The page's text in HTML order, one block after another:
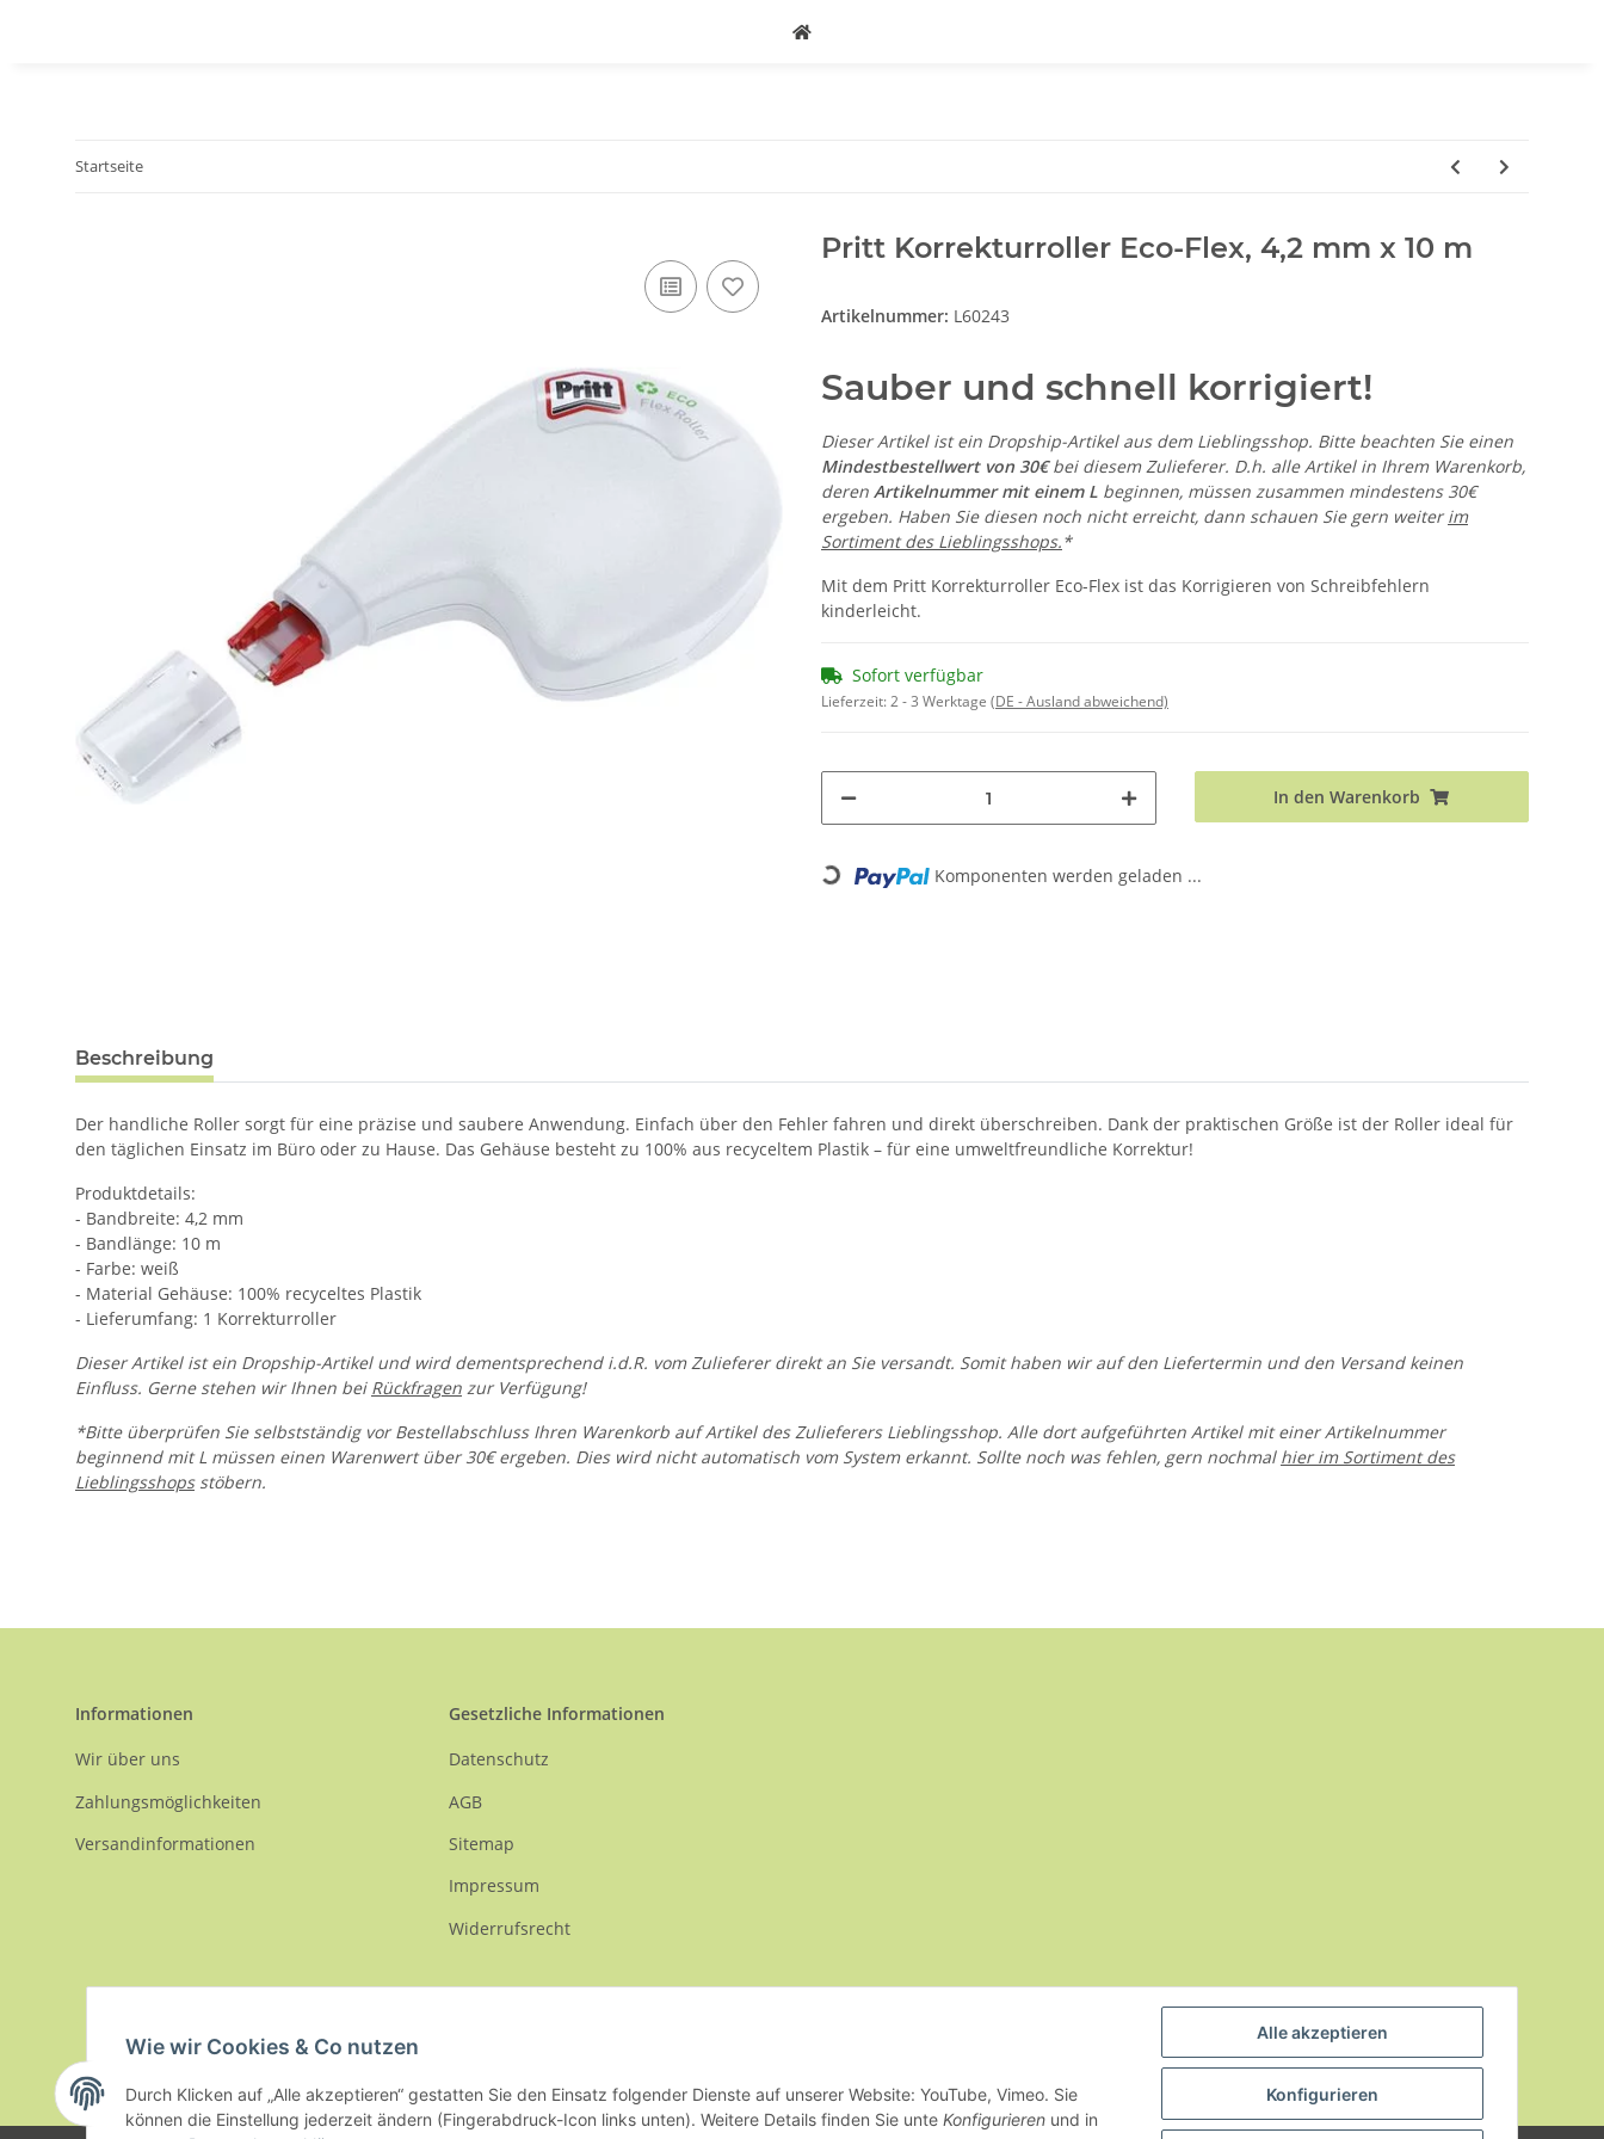
Startseite
Pritt Korrekturroller Eco-Flex, 4,2 mm x 10 m
Artikelnummer: L60243
Sauber und schnell korrigiert!
Dieser Artikel ist ein Dropship-Artikel aus dem Lieblingsshop. Bitte beachten Sie einen
Mindestbestellwert von 30€bei diesem Zulieferer. D.h. alle Artikel in Ihrem Warenkorb,
deren Artikelnummer mit einem L beginnen, müssen zusammen mindestens 30€
ergeben. Haben Sie diesen noch nicht erreicht, dann schauen Sie gern weiterim
Sortiment des Lieblingsshops.*
Mit dem Pritt Korrekturroller Eco-Flex ist das Korrigieren von Schreibfehlern
kinderleicht.
Sofort verfügbar
Lieferzeit:2 - 3 Werktage (DE - Ausland abweichend)
In den Warenkorb
Loading... Komponenten werden geladen ...
Beschreibung
Der handliche Roller sorgt für eine präzise und saubere Anwendung. Einfach über den Fehler fahren und direkt überschreiben. Dank der praktischen Größe ist der Roller ideal für
den täglichen Einsatz im Büro oder zu Hause. Das Gehäuse besteht zu 100% aus recyceltem Plastik – für eine umweltfreundliche Korrektur!
Produktdetails:
- Bandbreite: 4,2 mm
- Bandlänge: 10 m
- Farbe: weiß
- Material Gehäuse: 100% recyceltes Plastik
- Lieferumfang: 1 Korrekturroller
Dieser Artikel ist ein Dropship-Artikel und wird dementsprechend i.d.R. vom Zulieferer direkt an Sie versandt. Somit haben wir auf den Liefertermin und den Versand keinen
Einfluss. Gerne stehen wir Ihnen bei Rückfragen zur Verfügung!
*Bitte überprüfen Sie selbstständig vor Bestellabschluss Ihren Warenkorb auf Artikel des Zulieferers Lieblingsshop. Alle dort aufgeführten Artikel mit einer Artikelnummer
beginnend mit L müssen einen Warenwert über 30€ ergeben. Dies wird nicht automatisch vom System erkannt. Sollte noch was fehlen, gern nochmal hier im Sortiment des
Lieblingsshopsstöbern.
Informationen
Wir über uns
Zahlungsmöglichkeiten
Versandinformationen
Gesetzliche Informationen
Datenschutz
AGB
Sitemap
Impressum
Widerrufsrecht
* Alle Preise inkl. gesetzlicher USt., zzgl.Versand
Wie wir Cookies & Co nutzen
Durch Klicken auf „Alle akzeptieren“ gestatten Sie den Einsatz folgender Dienste auf unserer Website: YouTube, Vimeo. Sie
können die Einstellung jederzeit ändern (Fingerabdruck-Icon links unten). Weitere Details finden Sie unte Konfigurieren und in
Alle akzeptieren
Konfigurieren